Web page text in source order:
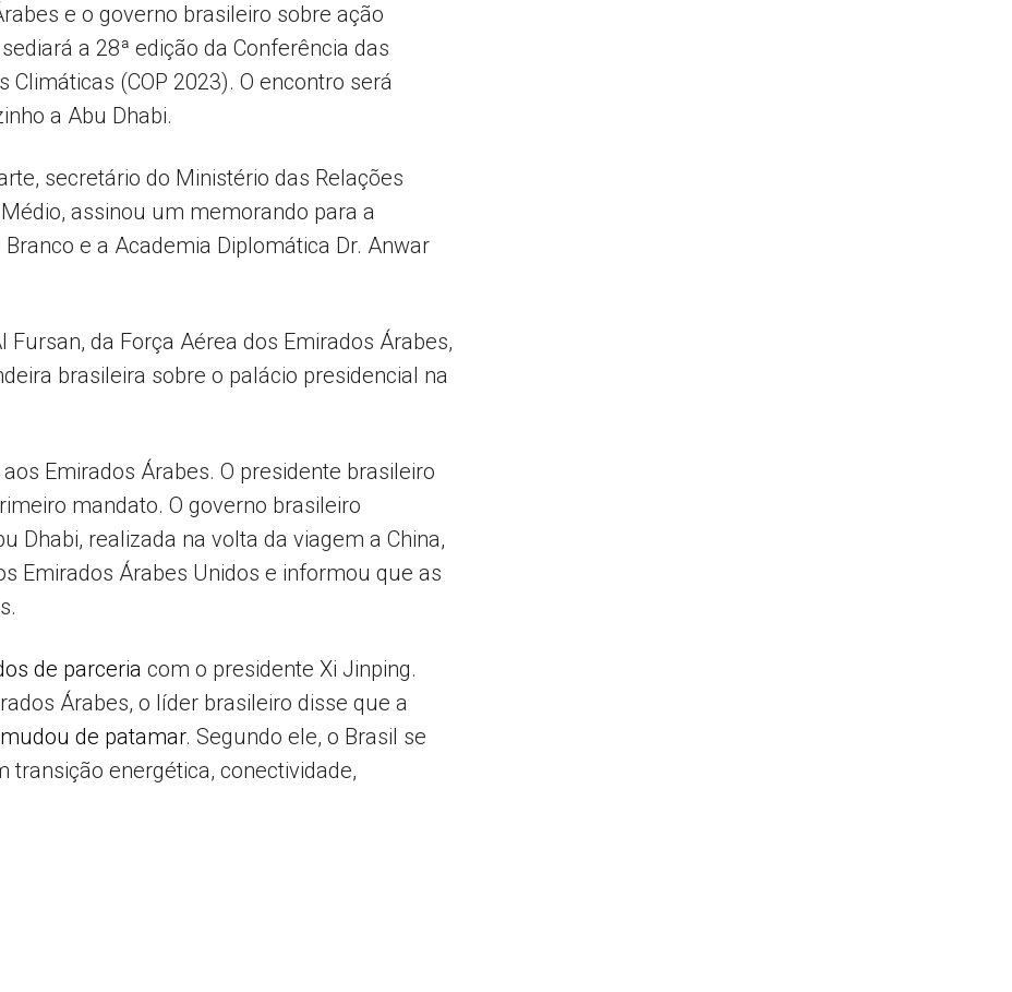
e o governo brasileiro sobre ação
a 28ª edição da Conferência das
(COP 2023). O encontro será
a Abu Dhabi.
secretário do Ministério das Relações
assinou um memorando para a
e a Academia Diplomática Dr. Anwar
da Força Aérea dos Emirados Árabes,
brasileira sobre o palácio presidencial na
Emirados Árabes. O presidente brasileiro
mandato. O governo brasileiro
Dhabi, realizada na volta da viagem a China,
Emirados Árabes Unidos e informou que as
de parceria com o presidente Xi Jinping.
Árabes, o líder brasileiro disse que a
mudou de patamar. Segundo ele, o Brasil se
transição energética, conectividade,